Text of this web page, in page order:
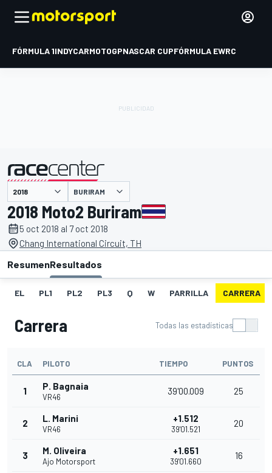
FÓRMULA 1INDYCARMOTOGPNASCAR CUPFÓRMULA EWRC
presentado por BURIRAM
2018 Moto2 Buriram
5 oct 2018 al 7 oct 2018
Chang International Circuit, TH
ResumenResultados
EL PL1 PL2 PL3 Q W PARRILLA CARRERA
Carrera Todas las estadísticas
CLA PILOTO TIEMPO PUNTOS
1 P. Bagnaia
VR46
39'00.009 25
2 L. Marini
VR46
+1.512
39'01.521
20
3 M. Oliveira
Ajo Motorsport
+1.651
39'01.660
16